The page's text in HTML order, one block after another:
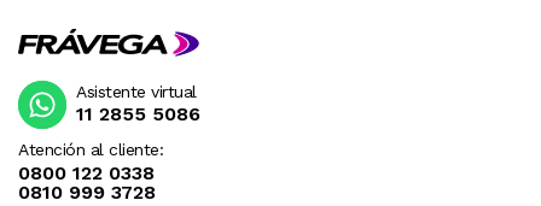
Atención al cliente:
0800 122 0338
0810 999 3728
Asistente virtual
11 2855 5086